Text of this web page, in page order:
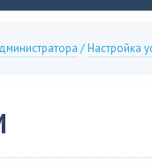
/Настройка